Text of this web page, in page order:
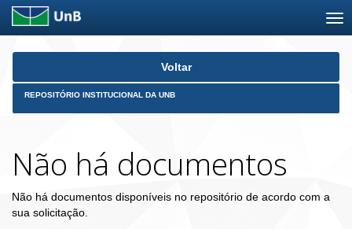
Skip
Voltar
REPOSITÓRIO INSTITUCIONAL DA UNB
Não há documentos
Não há documentos disponíveis no repositório de acordo com a
sua solicitação.